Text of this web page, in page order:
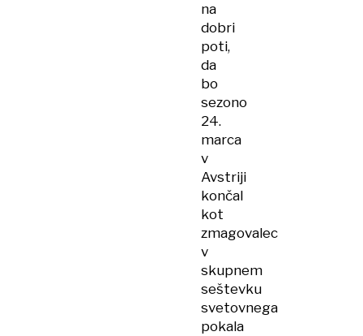
na
dobri
poti,
da
bo
sezono
24.
marca
v
Avstriji
končal
kot
zmagovalec
v
skupnem
seštevku
svetovnega
pokala